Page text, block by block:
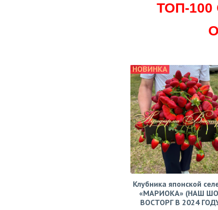
ТОП-
НОВИНКА
Клубника японской
«МАРИОКА» (НАШ
ВОСТОРГ В 2024